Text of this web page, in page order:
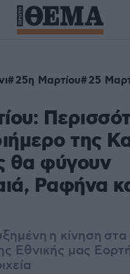
25η Μαρτίου 25
της
θα φύγουν
Ραφήνα
η κίνηση στα
Εθνικής μας